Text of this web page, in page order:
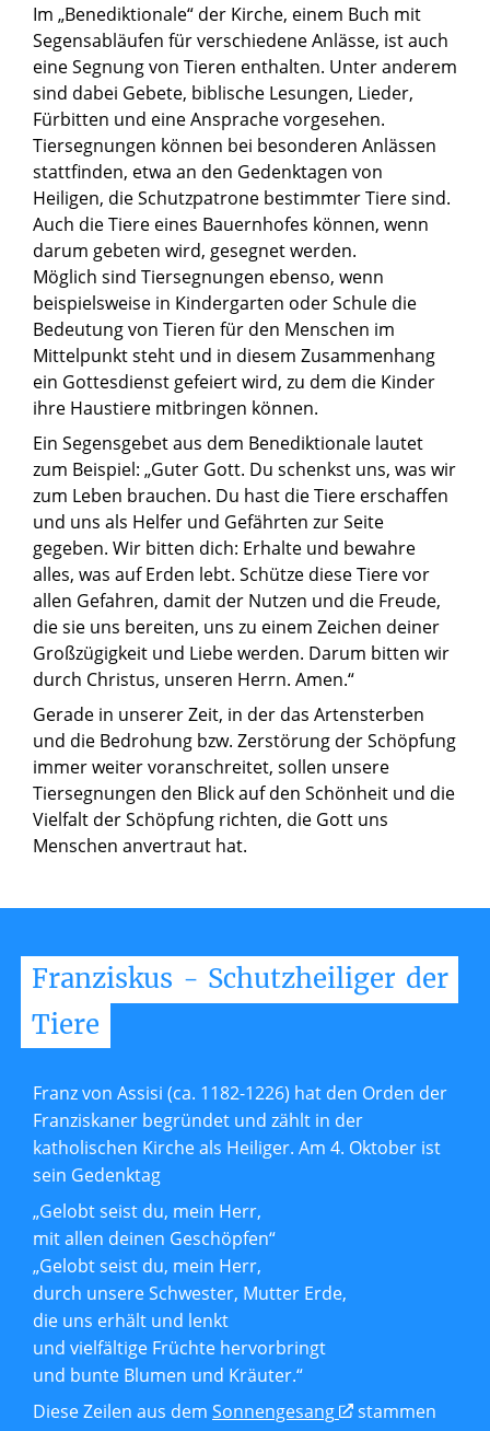
Im „Benediktionale“ der Kirche, einem Buch mit
Segensabläufen für verschiedene Anlässe, ist auch
eine Segnung von Tieren enthalten. Unter anderem
sind dabei Gebete, biblische Lesungen, Lieder,
Fürbitten und eine Ansprache vorgesehen.
Tiersegnungen können bei besonderen Anlässen
stattfinden, etwa an den Gedenktagen von
Heiligen, die Schutzpatrone bestimmter Tiere sind.
Auch die Tiere eines Bauernhofes können, wenn
darum gebeten wird, gesegnet werden.
Möglich sind Tiersegnungen ebenso, wenn
beispielsweise in Kindergarten oder Schule die
Bedeutung von Tieren für den Menschen im
Mittelpunkt steht und in diesem Zusammenhang
ein Gottesdienst gefeiert wird, zu dem die Kinder
ihre Haustiere mitbringen können.
Ein Segensgebet aus dem Benediktionale lautet
zum Beispiel: „Guter Gott. Du schenkst uns, was wir
zum Leben brauchen. Du hast die Tiere erschaffen
und uns als Helfer und Gefährten zur Seite
gegeben. Wir bitten dich: Erhalte und bewahre
alles, was auf Erden lebt. Schütze diese Tiere vor
allen Gefahren, damit der Nutzen und die Freude,
die sie uns bereiten, uns zu einem Zeichen deiner
Großzügigkeit und Liebe werden. Darum bitten wir
durch Christus, unseren Herrn. Amen.“
Gerade in unserer Zeit, in der das Artensterben
und die Bedrohung bzw. Zerstörung der Schöpfung
immer weiter voranschreitet, sollen unsere
Tiersegnungen den Blick auf den Schönheit und die
Vielfalt der Schöpfung richten, die Gott uns
Menschen anvertraut hat.
Franziskus - Schutzheiliger der
Tiere
Franz von Assisi (ca. 1182-1226) hat den Orden der
Franziskaner begründet und zählt in der
katholischen Kirche als Heiliger. Am 4. Oktober ist
sein Gedenktag
„Gelobt seist du, mein Herr,
mit allen deinen Geschöpfen“
„Gelobt seist du, mein Herr,
durch unsere Schwester, Mutter Erde,
die uns erhält und lenkt
und vielfältige Früchte hervorbringt
und bunte Blumen und Kräuter.“
Diese Zeilen aus dem Sonnengesang
stammen